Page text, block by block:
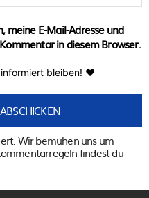
meine E-Mail-Adresse und
in diesem Browser.
bleiben! ♥
Wir bemühen uns um
findest du